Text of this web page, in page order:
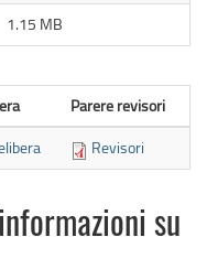
1.15 MB
Parere revisori
Revisori
su